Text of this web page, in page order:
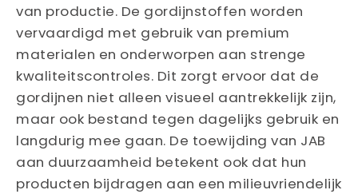
van productie. De gordijnstoffen worden
vervaardigd met gebruik van premium
materialen en onderworpen aan strenge
kwaliteitscontroles. Dit zorgt ervoor dat de
gordijnen niet alleen visueel aantrekkelijk zijn,
maar ook bestand tegen dagelijks gebruik en
langdurig mee gaan. De toewijding van JAB
aan duurzaamheid betekent ook dat hun
producten bijdragen aan een milieuvriendelijk